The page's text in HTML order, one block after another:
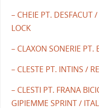
– CHEIE PT. DESFACUT
LOCK
– CLAXON SONERIE PT.
– CLESTE PT. INTINS /
– CLESTI PT. FRANA
GIPIEMME SPRINT /